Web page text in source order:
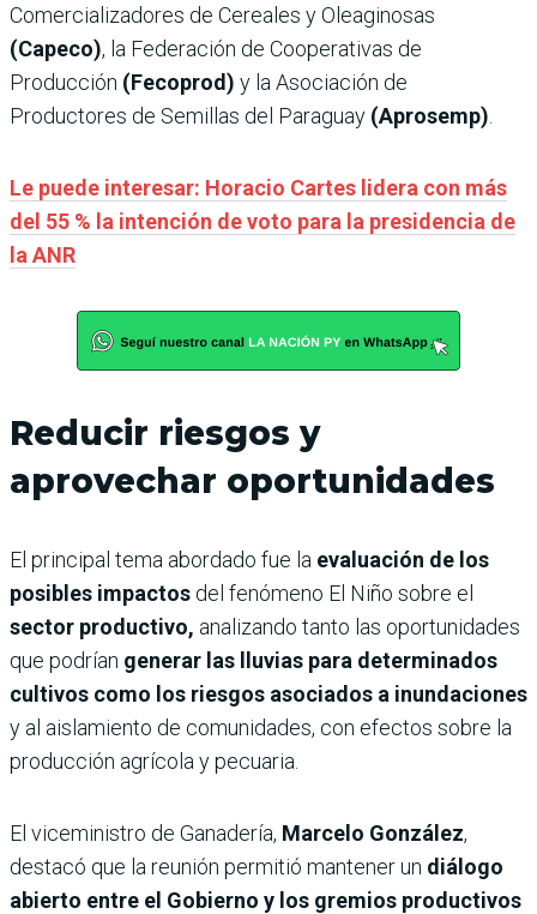
Comercializadores de Cereales y Oleaginosas
(Capeco), la Federación de Cooperativas de
Producción (Fecoprod) y la Asociación de
Productores de Semillas del Paraguay (Aprosemp)
Le puede interesar: Horacio Cartes lidera con más
del 55 % la intención de voto para la presidencia de
la ANR
Reducir riesgos y
aprovechar oportunidades
El principal tema abordado fue la evaluación de los
posibles impactos del fenómeno El Niño sobre el
sector productivo, analizando tanto las oportunidades
que podrían generar las lluvias para determinados
cultivos como los riesgos asociados a inundaciones
y al aislamiento de comunidades, con efectos sobre la
producción agrícola y pecuaria.
El viceministro de Ganadería, Marcelo González,
destacó que la reunión permitió mantener un diálogo
abierto entre el Gobierno y los gremios productivos